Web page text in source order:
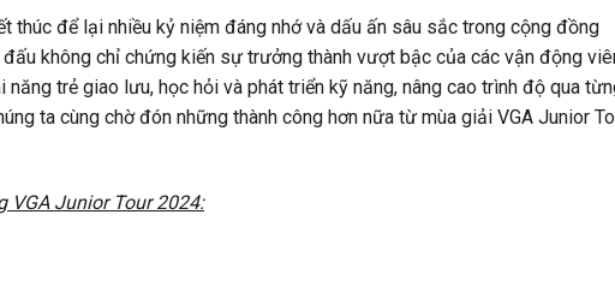
thúc để lại nhiều kỷ niệm đáng nhớ và dấu ấn sâu sắc trong cộng đồng
không chỉ chứng kiến sự trưởng thành vượt bậc của các vận động
trẻ giao lưu, học hỏi và phát triển kỹ năng, nâng cao trình độ qua
ta cùng chờ đón những thành công hơn nữa từ mùa giải VGA Junior
VGA Junior Tour 2024: